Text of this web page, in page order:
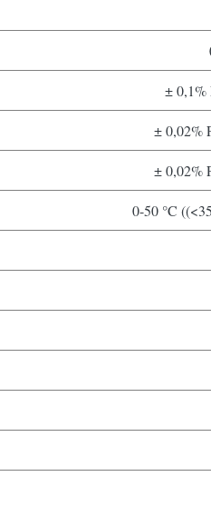
± 0,1%
± 0,02%
± 0,02%
0-50 °C